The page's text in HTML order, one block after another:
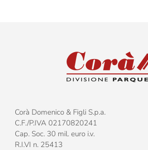
Corà Domenico & Figli S.p.a.
C.F./P.IVA 02170820241
Cap. Soc. 30 mil. euro i.v.
R.I.VI n. 25413